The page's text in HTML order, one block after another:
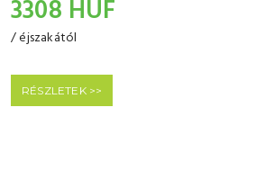
3308 HUF
/ éjszakától
RÉSZLETEK >>